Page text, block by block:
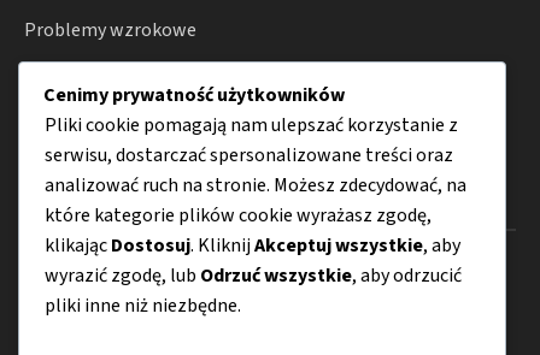
Problemy wzrokowe
Porady
O nas
Kontakt
Cenimy prywatność użytkowników
Pliki cookie pomagają nam ulepszać korzystanie z
serwisu, dostarczać spersonalizowane treści oraz
analizować ruch na stronie. Możesz zdecydować, na
które kategorie plików cookie wyrażasz zgodę,
klikającDostosuj. KliknijAkceptuj wszystkie, aby
wyrazić zgodę, lub Odrzuć wszystkie, aby odrzucić
pliki inne niż niezbędne.